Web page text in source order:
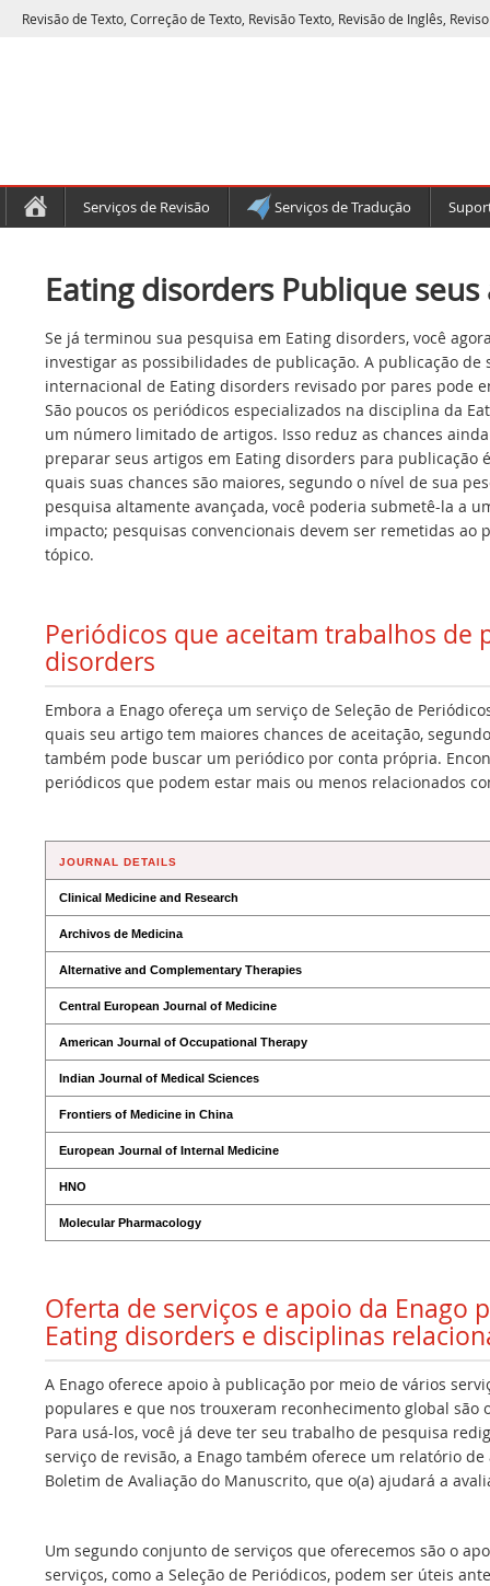
Revisão de Texto, Correção de Texto, Revisão Texto, Revisão de Inglês,
Serviços de Revisão Serviços de Tradução
Eating disorders Publique
Se já terminou sua pesquisa em Eating disorders, você
investigar as possibilidades de publicação. A publicação
internacional de Eating disorders revisado por pares pode
São poucos os periódicos especializados na disciplina da
um número limitado de artigos. Isso reduz as chances
preparar seus artigos em Eating disorders para publicação
quais suas chances são maiores, segundo o nível de sua
pesquisa altamente avançada, você poderia submetê-la a
impacto; pesquisas convencionais devem ser remetidas ao
tópico.
Periódicos que aceitam trabalhos de
disorders
Embora a Enago ofereça um serviço de Seleção de
quais seu artigo tem maiores chances de aceitação,
também pode buscar um periódico por conta própria.
periódicos que podem estar mais ou menos relacionados
JOURNAL DETAILS
Clinical Medicine and Research
Archivos de Medicina
Alternative and Complementary Therapies
Central European Journal of Medicine
American Journal of Occupational Therapy
Indian Journal of Medical Sciences
Frontiers of Medicine in China
European Journal of Internal Medicine
HNO
Molecular Pharmacology
Oferta de serviços e apoio da Enago
Eating disorders e disciplinas
A Enago oferece apoio à publicação por meio de vários
populares e que nos trouxeram reconhecimento global são
Para usá-los, você já deve ter seu trabalho de pesquisa
serviço de revisão, a Enago também oferece um relatório
Boletim de Avaliação do Manuscrito, que o(a) ajudará a
Um segundo conjunto de serviços que oferecemos são o
serviços, como a Seleção de Periódicos, podem ser úteis